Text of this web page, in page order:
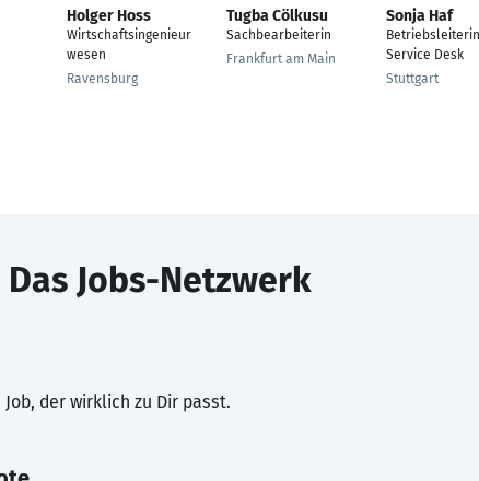
Holger Hoss
Wirtschaftsingenieur
wesen
Ravensburg
Tugba Cölkusu
Sachbearbeiterin
Frankfurt am Main
Sonja Haf
Betriebsleiterin
Service Desk
Stuttgart
Das Jobs-Netzwerk
der wirklich zu Dir passt.